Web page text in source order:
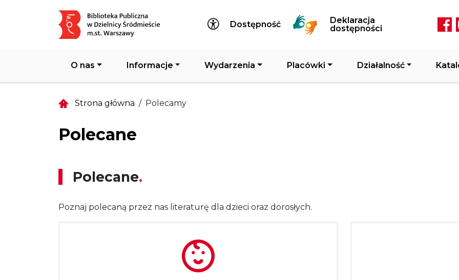
Dostępność
Deklaracja
dostępności
O nas Informacje Wydarzenia Placówki Działalność
Strona główna Polecamy
Polecane
Polecane
Poznaj polecaną przez nas literaturę dla dzieci oraz dorosłych.